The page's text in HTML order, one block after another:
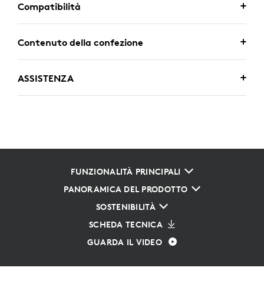
Compatibilità
Contenuto della confezione
ASSISTENZA
FUNZIONALITÀ PRINCIPALI
PANORAMICA DEL PRODOTTO
SOSTENIBILITÀ
SCHEDA TECNICA
GUARDA IL VIDEO